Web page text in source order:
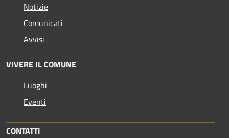
Notizie
Comunicati
Avvisi
VIVERE IL COMUNE
Luoghi
Eventi
CONTATTI